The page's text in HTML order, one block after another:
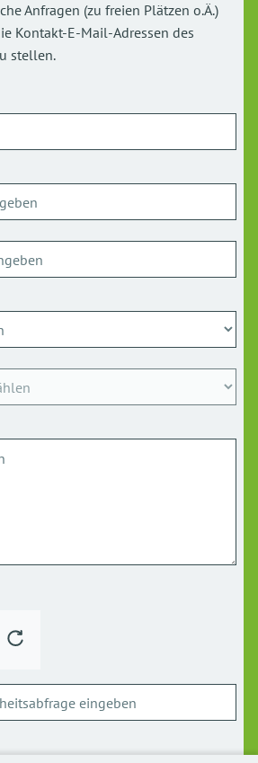
Anfragen (zu freien Plätzen o.Ä.)
Kontakt-E-Mail-Adressen des
stellen.